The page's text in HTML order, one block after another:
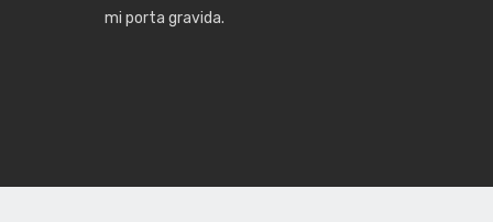
mi porta gravida.